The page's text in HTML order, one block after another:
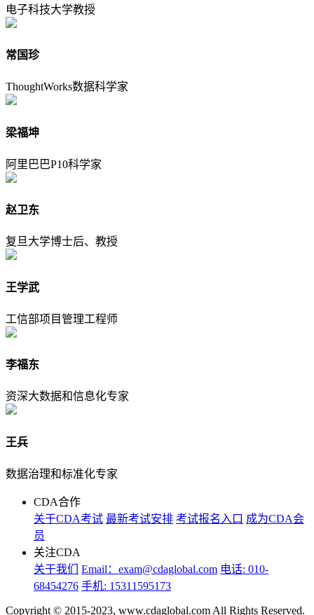
电子科技大学教授
常国珍
ThoughtWorks数据科学家
梁福坤
阿里巴巴P10科学家
赵卫东
复旦大学博士后、教授
王学武
工信部项目管理工程师
李福东
资深大数据和信息化专家
王兵
数据治理和标准化专家
CDA合作
关于CDA考试 最新考试安排 考试报名入口 成为CDA会
员
关注CDA
关于我们
Email：exam@cdaglobal.com 电话: 010-
68454276 手机: 15311595173
Copyright © 2015-2023, www.cdaglobal.com All Rights Reserved.